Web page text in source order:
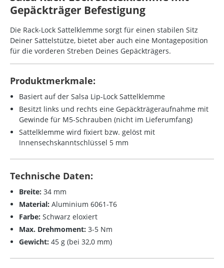
Gepäckträger Befestigung
Die Rack-Lock Sattelklemme sorgt für einen stabilen Sitz
Deiner Sattelstütze, bietet aber auch eine Montageposition
für die vorderen Streben Deines Gepäckträgers.
Produktmerkmale:
Basiert auf der Salsa Lip-Lock Sattelklemme
Besitzt links und rechts eine Gepäckträgeraufnahme mit
Gewinde für M5-Schrauben (nicht im Lieferumfang)
Sattelklemme wird fixiert bzw. gelöst mit
Innensechskanntschlüssel 5 mm
Technische Daten:
Breite: 34 mm
Material: Aluminium 6061-T6
Farbe: Schwarz eloxiert
Max. Drehmoment: 3-5 Nm
Gewicht: 45 g (bei 32,0 mm)